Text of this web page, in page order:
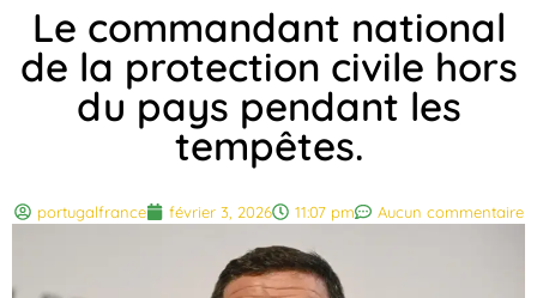
Le commandant national
de la protection civile hors
du pays pendant les
tempêtes.
portugalfrance février 3, 2026 11:07 pm Aucun commentaire